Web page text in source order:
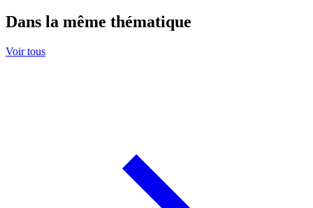
Dans la même thématique
Voir tous